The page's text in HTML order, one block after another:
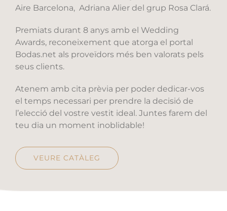
Aire Barcelona, Adriana Alier del grup Rosa Clará.
Premiats durant 8 anys amb el Wedding
Awards, reconeixement que atorga el portal
Bodas.net als proveïdors més ben valorats pels
seus clients.
Atenem amb cita prèvia per poder dedicar-vos
el temps necessari per prendre la decisió de
l’elecció del vostre vestit ideal. Juntes farem del
teu dia un moment inoblidable!
VEURE CATÀLEG